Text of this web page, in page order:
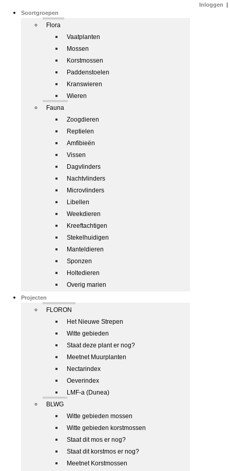
Soortgroepen
Flora
Vaatplanten
Mossen
Korstmossen
Paddenstoelen
Kranswieren
Wieren
Fauna
Zoogdieren
Reptielen
Amfibieën
Vissen
Dagvlinders
Nachtvlinders
Microvlinders
Libellen
Weekdieren
Kreeftachtigen
Stekelhuidigen
Manteldieren
Sponzen
Holtedieren
Overig marien
Projecten
FLORON
Het Nieuwe Strepen
Witte gebieden
Staat deze plant er nog?
Meetnet Muurplanten
Nectarindex
Oeverindex
LMF-a (Dunea)
BLWG
Witte gebieden mossen
Witte gebieden korstmossen
Staat dit mos er nog?
Staat dit korstmos er nog?
Meetnet Korstmossen
Inloggen |